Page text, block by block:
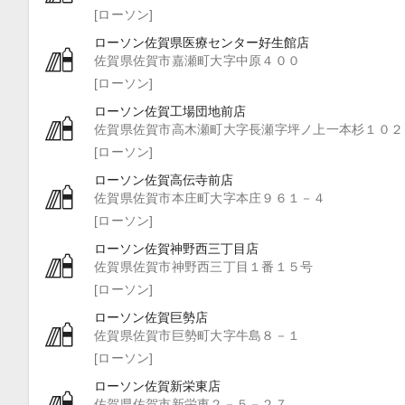
[ローソン]
ローソン佐賀県医療センター好生館店
佐賀県佐賀市嘉瀬町大字中原４００
[ローソン]
ローソン佐賀工場団地前店
佐賀県佐賀市高木瀬町大字長瀬字坪ノ上一本杉１０
[ローソン]
ローソン佐賀高伝寺前店
佐賀県佐賀市本庄町大字本庄９６１－４
[ローソン]
ローソン佐賀神野西三丁目店
佐賀県佐賀市神野西三丁目１番１５号
[ローソン]
ローソン佐賀巨勢店
佐賀県佐賀市巨勢町大字牛島８－１
[ローソン]
ローソン佐賀新栄東店